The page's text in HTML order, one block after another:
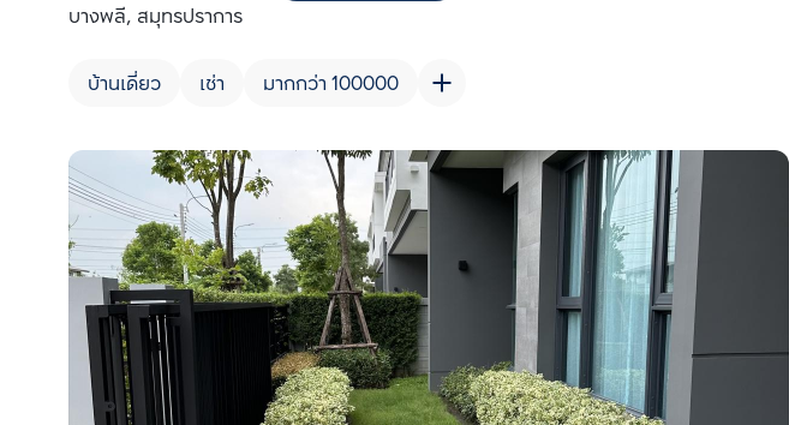
บางพลี, สมุทรปราการ
บ้านเดี่ยว เช่า มากกว่า 100000
เพิ่มยูนิตเปรียบเทียบ
รายการที่ 1
เพิ่มยูนิตเปรียบเทียบ
รายการที่ 2